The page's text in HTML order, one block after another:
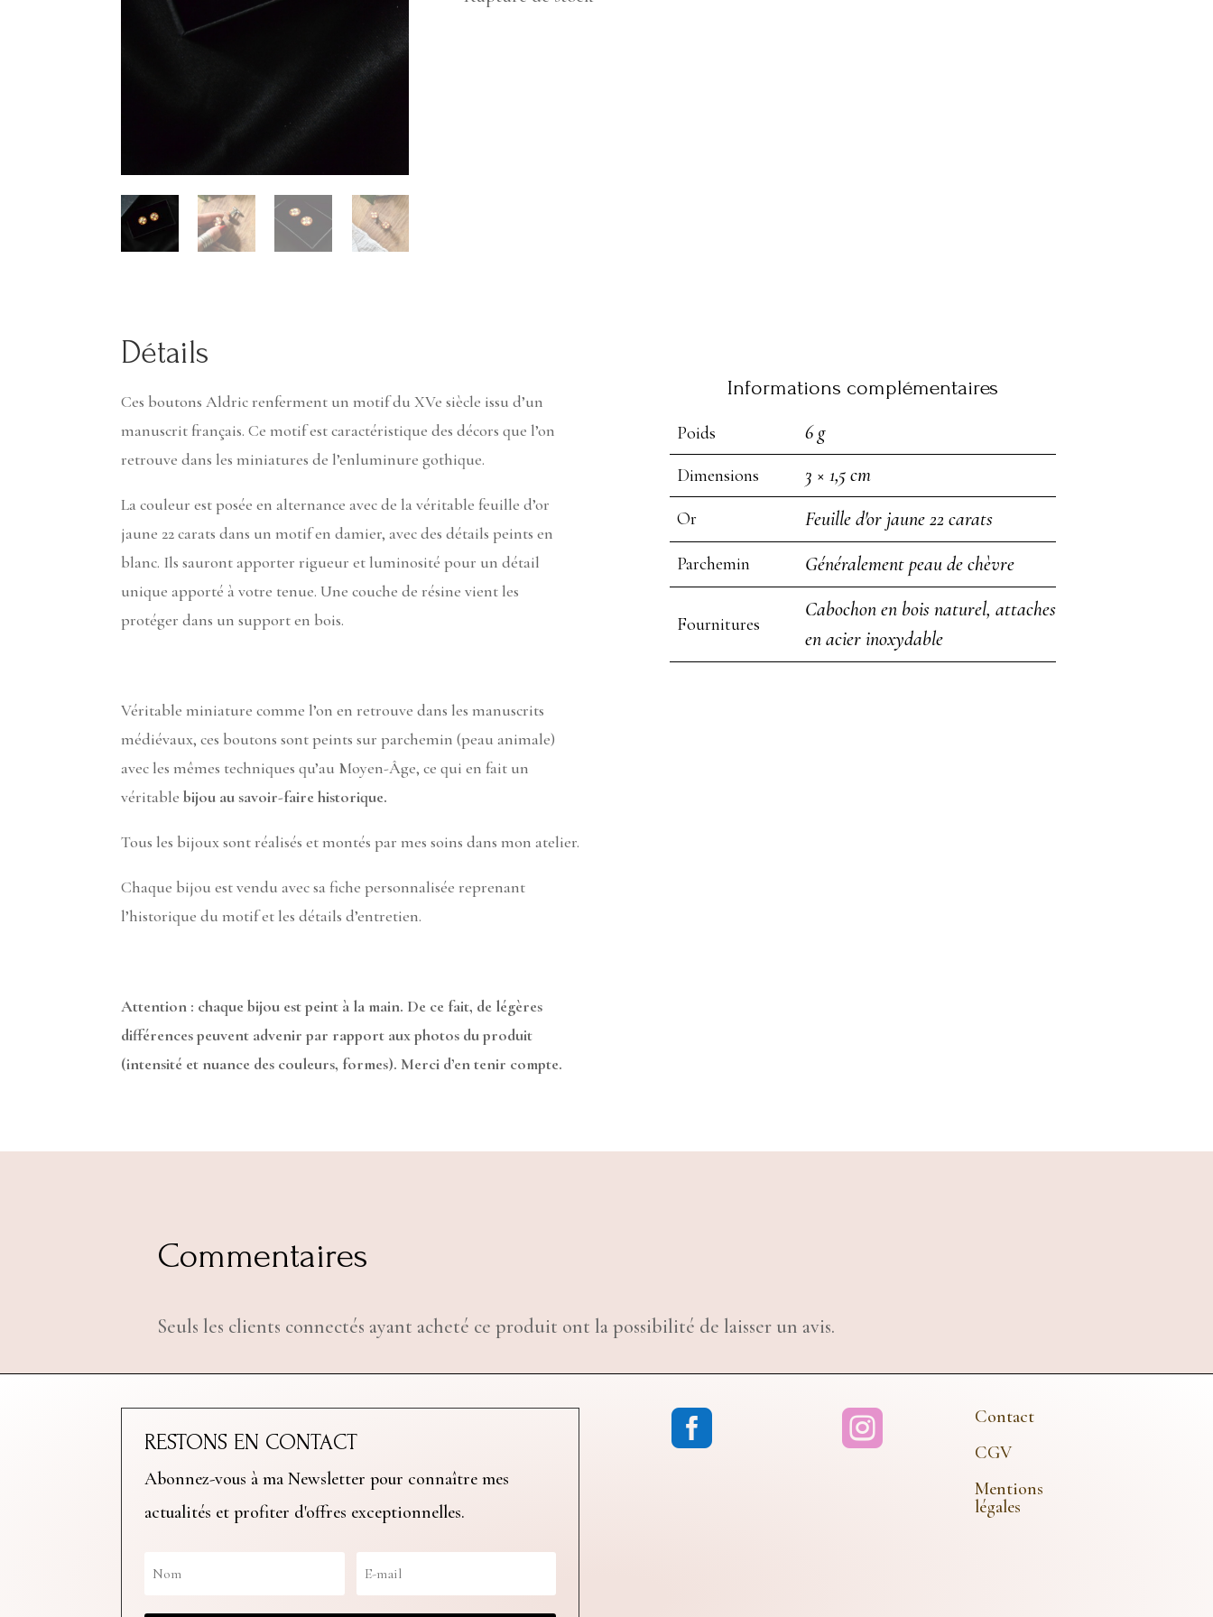
Détails
Ces boutons Aldric renferment un motif du XVe siècle issu d’un
manuscrit français. Ce motif est caractéristique des décors que l’on
retrouve dans les miniatures de l’enluminure gothique.
La couleur est posée en alternance avec de la véritable feuille d’or
jaune 22 carats dans un motif en damier, avec des détails peints en
blanc. Ils sauront apporter rigueur et luminosité pour un détail
unique apporté à votre tenue. Une couche de résine vient les
protéger dans un support en bois.
Véritable miniature comme l’on en retrouve dans les manuscrits
médiévaux, ces boutons sont peints sur parchemin (peau animale)
avec les mêmes techniques qu’au Moyen-Âge, ce qui en fait un
véritablebijou au savoir-faire historique.
Tous les bijoux sont réalisés et montés par mes soins dans mon atelier.
Chaque bijou est vendu avec sa fiche personnalisée reprenant
l’historique du motif et les détails d’entretien.
Attention : chaque bijou est peint à la main. De ce fait, de légères
différences peuvent advenir par rapport aux photos du produit
(intensité et nuance des couleurs, formes). Merci d’en tenir compte.
Informations complémentaires
Poids 6 g
Dimensions 3 × 1,5 cm
Or Feuille d'or jaune 22 carats
Parchemin Généralement peau de chèvre
Fournitures
Cabochon en bois naturel, attaches
en acier inoxydable
Commentaires
Seuls les clients connectés ayant acheté ce produit ont la possibilité de laisser un avis.
RESTONS EN CONTACT
Abonnez-vous à ma Newsletter pour connaître mes
actualités et profiter d'offres exceptionnelles.
 
Contact
CGV
Mentions
légales